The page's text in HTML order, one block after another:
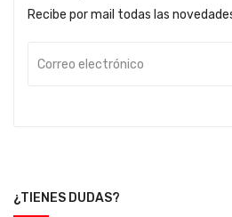
Recibe por mail todas las
¿TIENES DUDAS?